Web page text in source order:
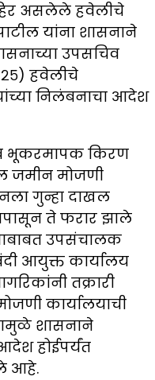
असलेले हवेलीचे
यांना शासनाने
उपसचिव
हवेलीचे
निलंबनाचा आदेश
भूकरमापक किरण
जमीन मोजणी
गुन्हा दाखल
ते फरार झाले
उपसंचालक
आयुक्त कार्यालय
तक्रारी
कार्यालयाची
शासनाने
होईपर्यंत
आहे.